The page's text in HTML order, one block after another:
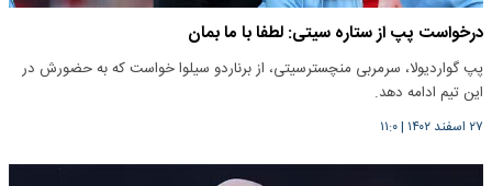
درخواست پپ از ستاره سیتی: لطفا با ما بمان
پپ گواردیولا، سرمربی منچسترسیتی، از برناردو سیلوا خواست که به حضورش در
این تیم ادامه دهد.
۲۷ اسفند ۱۴۰۲ |۱۱:۰